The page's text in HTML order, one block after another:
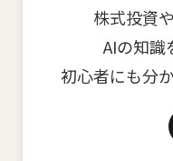
株式投資
AIの知識
初心者にも分